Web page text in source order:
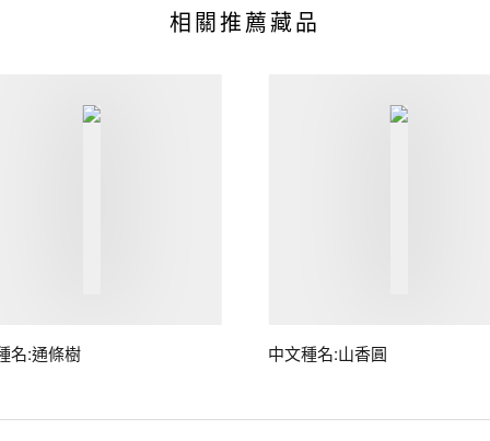
相關推薦藏品
名:通條樹 中文種名:山香圓